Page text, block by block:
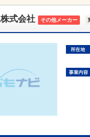
式会社 その他メーカー